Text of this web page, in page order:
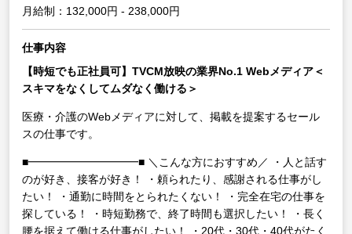
月給制：132,000円 - 238,000円
仕事内容
【時短でも正社員可】TVCM放映の業界No.1 Webメディア＜
スキマをなくしてムダなく働ける＞
医療・介護のWebメディアに対して、掲載を提案するセール
スの仕事です。
■━━━━━━━━━━■ ＼こんな方におすすめ／
・人と話す
のが好き、接客が好き！
・頼られたり、感謝される仕事がし
たい！
・通勤に時間をとられたくない！
・完全在宅の仕事を
探している！
・時短勤務で、終了時間も選択したい！
・長く
腰を据えて働ける仕事がしたい！
・20代・30代・40代がたく